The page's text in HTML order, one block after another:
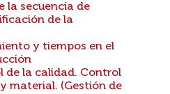
la secuencia de
de la
y tiempos en el
de la calidad. Control
material. (Gestión de